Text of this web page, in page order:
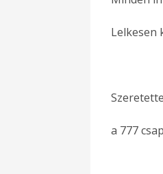
Lelkesen
a 777